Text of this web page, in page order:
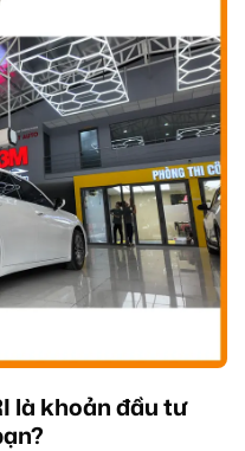
là khoản đầu tư